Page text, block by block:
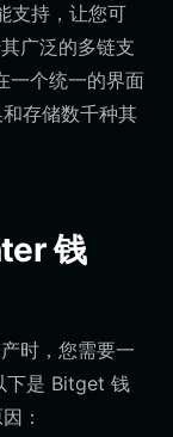
支持，让您可
广泛的多链支
一个统一的界面
存储数千种其
钱
时，您需要一
下是 Bitget 钱
：